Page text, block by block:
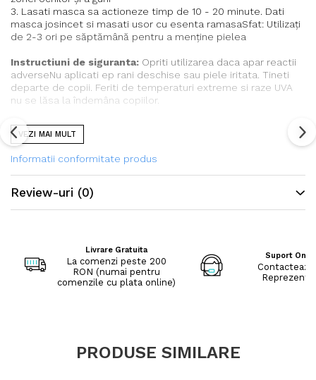
3. Lasati masca sa actioneze timp de 10 - 20 minute. Dati
masca josincet si masati usor cu esenta ramasaSfat: Utilizați
de 2-3 ori pe săptămână pentru a menține pielea
Instructiuni de siguranta: Opriti utilizarea daca apar reactii
adverseNu aplicati ep rani deschise sau piele iritata. Tineti
departe de copii. Feriti de temperaturi extreme si raze UVA
nu se lăsa la îndemâna copiilor.
Ingrediente:Vezi ambalaj
VEZI MAI MULT
Informatii conformitate produs
Review-uri (0)
Livrare Gratuita
La comenzi peste 200
RON (numai pentru
comenzile cu plata online)
Suport
Contacteaza
PRODUSE SIMILARE